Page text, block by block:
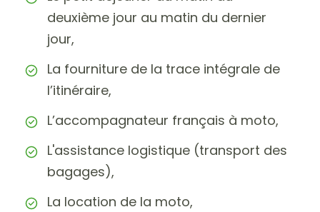
deuxième jour au matin du dernier
jour,
La fourniture de la trace intégrale de
l’itinéraire,
L’accompagnateur français à moto,
L'assistance logistique (transport des
bagages),
La location de la moto,